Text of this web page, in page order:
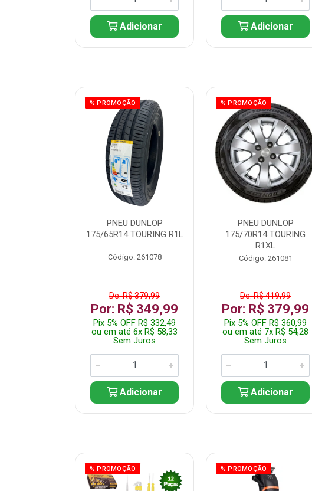
Adicionar Adicionar
% PROMOÇÃO
PNEU DUNLOP
175/65R14 TOURING R1L
Código: 261078
De: R$ 379,99
Por: R$ 349,99
Pix 5% OFF R$ 332,49
ou em até 6x R$ 58,33
Sem Juros
Adicionar
% PROMOÇÃO
PNEU DUNLOP
175/70R14 TOURING
R1XL
Código: 261081
De: R$ 419,99
Por: R$ 379,99
Pix 5% OFF R$ 360,99
ou em até 7x R$ 54,28
Sem Juros
Adicionar
% PROMOÇÃO % PROMOÇÃO